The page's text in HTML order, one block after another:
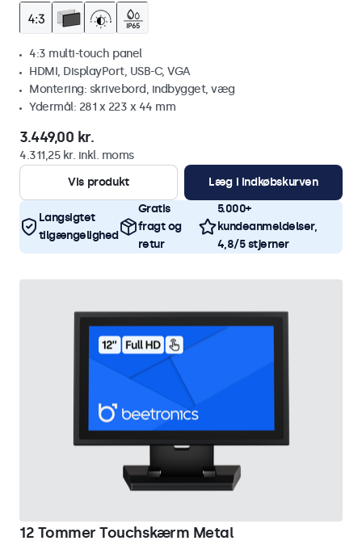
4:3 multi-touch panel
HDMI, DisplayPort, USB-C, VGA
Montering: skrivebord, indbygget, væg
Ydermål: 281 x 223 x 44 mm
3.449,00 kr.
4.311,25 kr. inkl. moms
Vis produkt
Læg i indkøbskurven
Langsigtet
tilgængelighed
Gratis
fragt og
retur
5.000+
kundeanmeldelser,
4,8/5 stjerner
12 Tommer Touchskærm Metal